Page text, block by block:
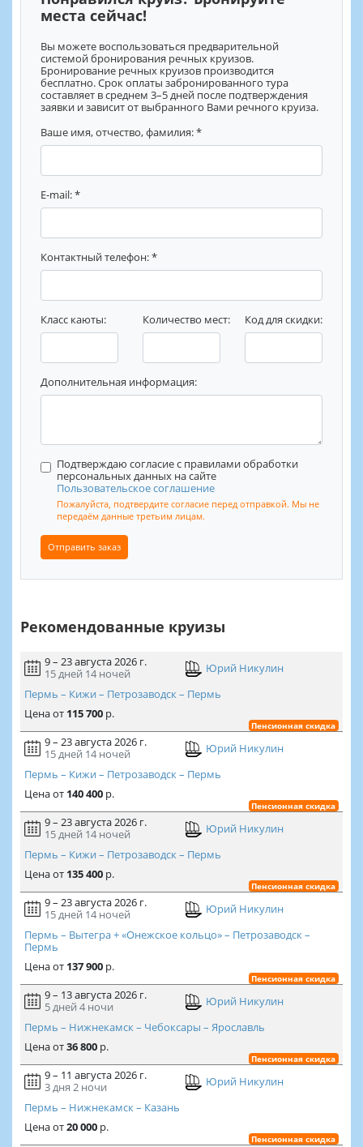
места сейчас!
Вы можете воспользоваться предварительной
системой бронирования речных круизов.
Бронирование речных круизов производится
бесплатно. Срок оплаты забронированного тура
составляет в среднем 3–5 дней после подтверждения
заявки и зависит от выбранного Вами речного круиза.
Ваше имя, отчество, фамилия: *
E-mail: *
Контактный телефон: *
Класс каюты: Количество мест: Код для скидки:
Дополнительная информация:
Подтверждаю согласие с правилами обработки
персональных данных на сайте
Пользовательское соглашение
Пожалуйста, подтвердите согласие перед отправкой. Мы не
передаём данные третьим лицам.
Отправить заказ
Рекомендованные круизы
9 – 23 августа 2026 г.
15 дней 14 ночей
Юрий Никулин
Пермь – Кижи – Петрозаводск – Пермь
Ценаот 115 700р.
Пенсионная скидка
9 – 23 августа 2026 г.
15 дней 14 ночей
Юрий Никулин
Пермь – Кижи – Петрозаводск – Пермь
Ценаот 140 400р.
Пенсионная скидка
9 – 23 августа 2026 г.
15 дней 14 ночей
Юрий Никулин
Пермь – Кижи – Петрозаводск – Пермь
Ценаот 135 400р.
Пенсионная скидка
9 – 23 августа 2026 г.
15 дней 14 ночей
Юрий Никулин
Пермь – Вытегра + «Онежское кольцо» – Петрозаводск –
Пермь
Ценаот 137 900р.
Пенсионная скидка
9 – 13 августа 2026 г.
5 дней 4 ночи
Юрий Никулин
Пермь – Нижнекамск – Чебоксары – Ярославль
Ценаот36 800р.
Пенсионная скидка
9 – 11 августа 2026 г.
3 дня 2 ночи
Юрий Никулин
Пермь – Нижнекамск – Казань
Ценаот20 000р.
Пенсионная скидка